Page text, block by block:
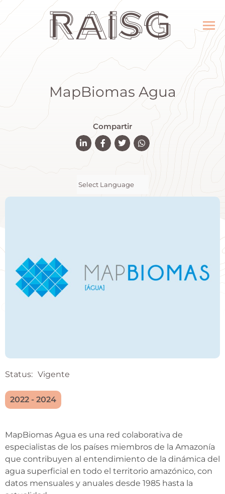
MapBiomas Agua
Compartir
Status: Vigente
2022 - 2024
MapBiomas Agua es una red colaborativa de
especialistas de los países miembros de la Amazonía
que contribuyen al entendimiento de la dinámica del
agua superficial en todo el territorio amazónico, con
datos mensuales y anuales desde 1985 hasta la